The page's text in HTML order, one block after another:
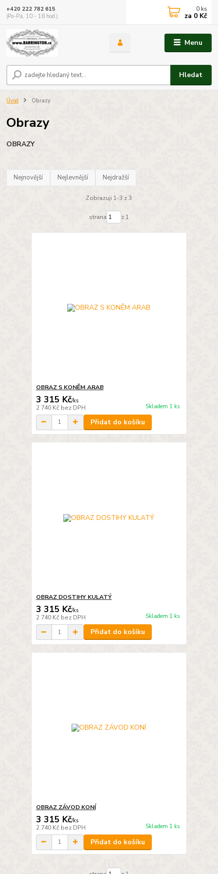
Menu
Hledat
+420 222 782 615
(Po-Pá, 10 - 18 hod.)
0 ks
za 0 Kč
Úvod Obrazy
Obrazy
OBRAZY
Nejnovější Nejlevnější Nejdražší
Zobrazuji 1-3 z 3
strana z 1
OBRAZ S KONĚM ARAB
3 315 Kč/ks
2 740 Kč bez DPH Skladem 1 ks
Přidat do košíku
OBRAZ DOSTIHY KULATÝ
3 315 Kč/ks
2 740 Kč bez DPH Skladem 1 ks
Přidat do košíku
OBRAZ ZÁVOD KONÍ
3 315 Kč/ks
2 740 Kč bez DPH Skladem 1 ks
Přidat do košíku